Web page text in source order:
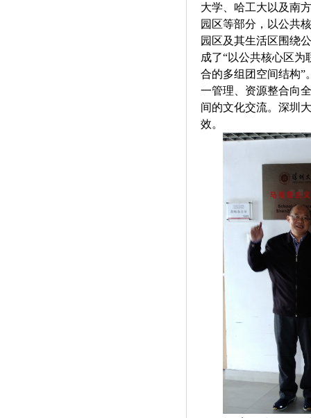
大学、哈工大以及南
园区等部分，以公共
园区及其生活区围绕
成了“以公共核心区为
合的多组团空间结构”
一管理、资源整合向
间的文化交流。深圳
效。